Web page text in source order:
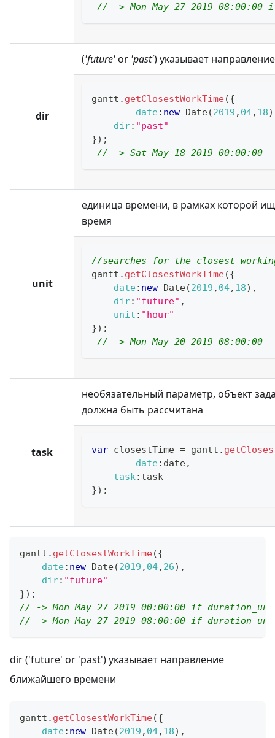
// -> Mon May 27 2019
dir
('future'or 'past') указывает
gantt . getClosestWorkTime({
date: new Date(2019 , 04, 18)
dir: "past"
}) ;
// -> Sat May 18 2019 00:00:00
unit
единица времени, в рамках которой
время
//searches for the closest
gantt . getClosestWorkTime({
date: new Date(2019 , 04, 18) ,
dir: "future" ,
unit : "hour"
}) ;
// -> Mon May 20 2019 08:00:00
task
необязательный параметр, объект
должна быть рассчитана
var closestTime = gantt .
date: date,
task: task
}) ;
gantt . getClosestWorkTime({
date: new Date(2019 , 04, 26) ,
dir: "future"
}) ;
// -> Mon May 27 2019 00:00:00 if
// -> Mon May 27 2019 08:00:00 if
dir ('future' or 'past') указывает направление
ближайшего времени
gantt . getClosestWorkTime({
date: new Date(2019 , 04, 18) ,